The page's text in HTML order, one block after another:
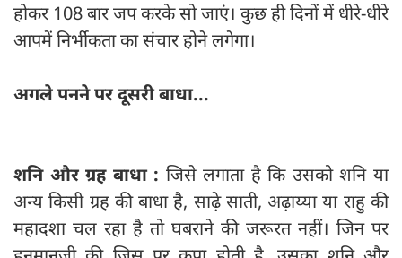
होकर 108 बार जप करके सो जाएं। कुछ ही दिनों में धीरे-धीरे
आपमें निर्भीकता का संचार होने लगेगा।
अगले पनने पर दूसरी बाधा...
शनि और ग्रह बाधा : जिसे लगाता है कि उसको शनि या
अन्य किसी ग्रह की बाधा है, साढ़े साती, अढ़ाय्या या राहु की
महादशा चल रहा है तो घबराने की जरूरत नहीं। जिन पर